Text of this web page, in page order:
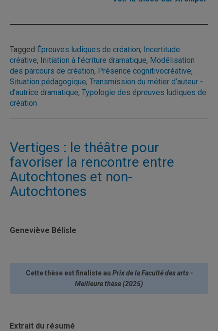
Tagged Épreuves ludiques de création, Incertitude
créative, Initiation à l’écriture dramatique, Modélisation
des parcours de création, Présence cognitivocréative,
Situation pédagogique, Transmission du métier d’auteur -
d’autrice dramatique, Typologie des épreuves ludiques de
création
Vertiges : le théâtre pour
favoriser la rencontre entre
Autochtones et non-
Autochtones
Geneviève Bélisle
Cette thèse est finaliste au Prix de la Faculté des arts -
Meilleure thèse (2025)
Extrait du résumé